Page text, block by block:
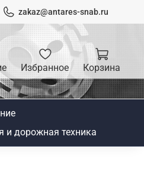
zakaz@antares-snab.ru
Избранное Корзина
и дорожная техника